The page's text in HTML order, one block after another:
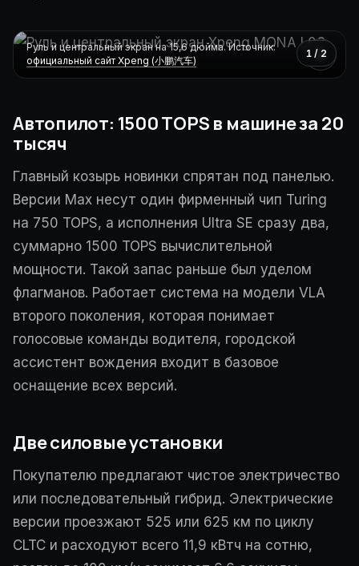
Руль и центральный экран на 15,6 дюйма. Источник:
официальный сайт Xpeng (小鹏汽车)
›
1 / 2
Автопилот: 1500 TOPS в машине за 20
тысяч
Главный козырь новинки спрятан под панелью.
Версии Max несут один фирменный чип Turing
на 750 TOPS, а исполнения Ultra SE сразу два,
суммарно 1500 TOPS вычислительной
мощности. Такой запас раньше был уделом
флагманов. Работает система на модели VLA
второго поколения, которая понимает
голосовые команды водителя, городской
ассистент вождения входит в базовое
оснащение всех версий.
Две силовые установки
Покупателю предлагают чистое электричество
или последовательный гибрид. Электрические
версии проезжают 525 или 625 км по циклу
CLTC и расходуют всего 11,9 кВтч на сотню,